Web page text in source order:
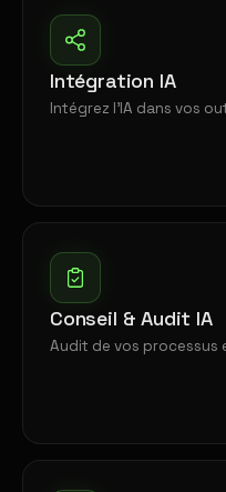
Intégration IA
Intégrez l'IA dans vos
Conseil & Audit IA
Audit de vos